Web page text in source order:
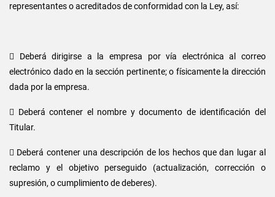
representantes o acreditados de conformidad con la Ley, así:
 Deberá dirigirse a la empresa por vía electrónica al correo
electrónico dado en la sección pertinente; o físicamente la dirección
dada por la empresa.
 Deberá contener el nombre y documento de identificación del
Titular.
 Deberá contener una descripción de los hechos que dan lugar al
reclamo y el objetivo perseguido (actualización, corrección o
supresión, o cumplimiento de deberes).